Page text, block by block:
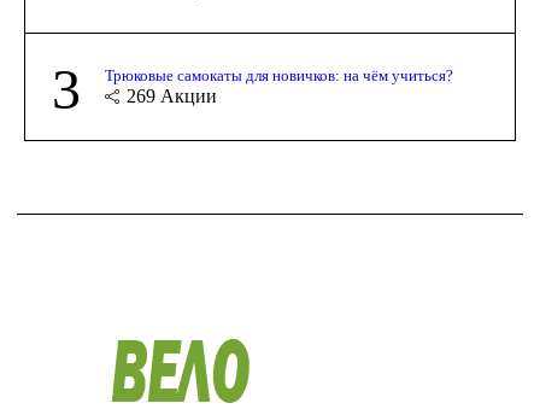
3 Трюковые самокаты для новичков: на чём учиться?
269 Акции